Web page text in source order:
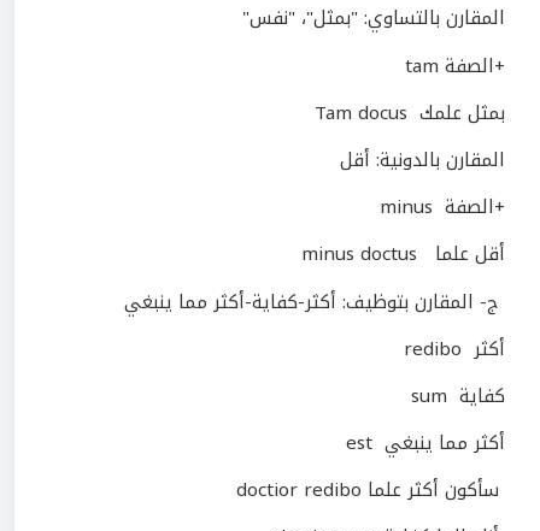
المقارن بالتساوي: "بمثل"، "نفس"
+الصفة tam
بمثل علمك Tam docus
المقارن بالدونية: أقل
+الصفة minus
أقل علما minus doctus
ج- المقارن بتوظيف: أكثر-كفاية-أكثر مما ينبغي
أكثر redibo
كفاية sum
أكثر مما ينبغي est
سأكون أكثر علما doctior redibo